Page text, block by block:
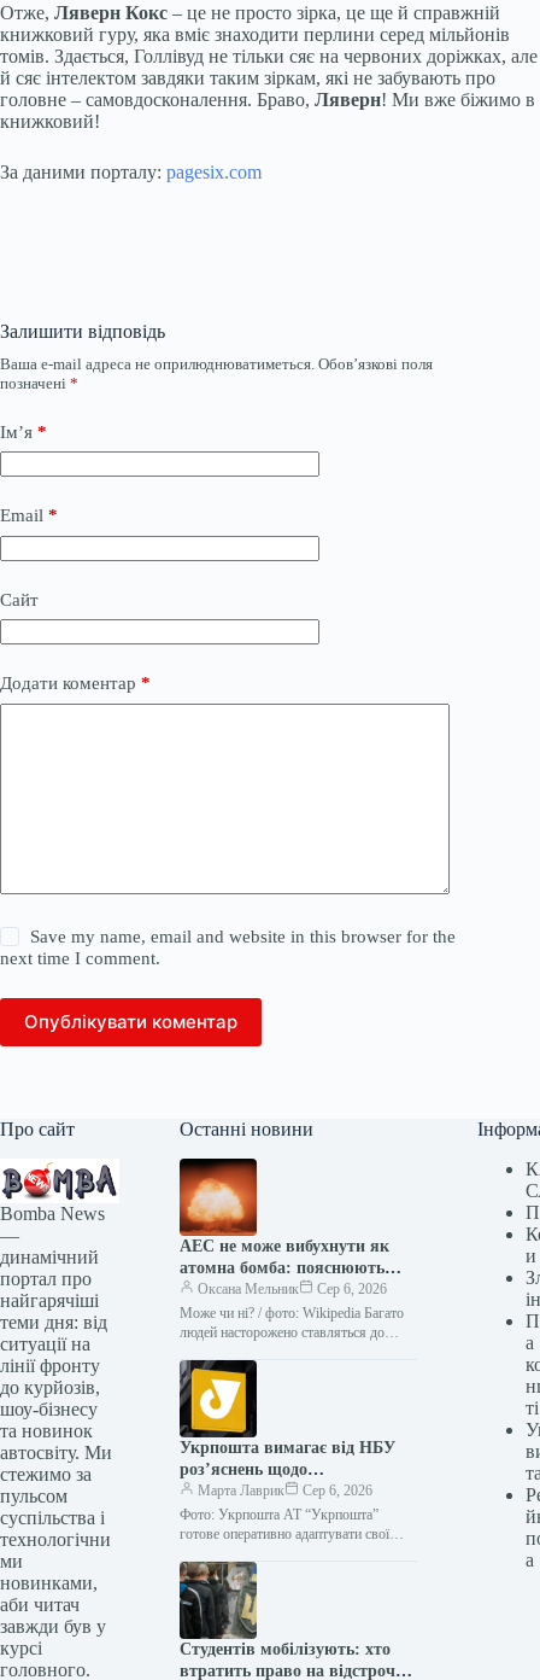
Отже, Ляверн Кокс – це не просто зірка, це ще й справжній
книжковий гуру, яка вміє знаходити перлини серед мільйонів
томів. Здається, Голлівуд не тільки сяє на червоних доріжках, але
й сяє інтелектом завдяки таким зіркам, які не забувають про
головне – самовдосконалення. Браво, Ляверн! Ми вже біжимо в
книжковий!
За даними порталу: pagesix.com
Залишити відповідь
Ваша e-mail адреса не оприлюднюватиметься. Обов’язкові поля
позначені *
Ім’я *
Email *
Сайт
Додати коментар *
Save my name, email and website in this browser for the
next time I comment.
Опублікувати коментар
Про сайт
Bomba News
—
динамічний
портал про
найгарячіші
теми дня: від
ситуації на
лінії фронту
до курйозів,
шоу-бізнесу
та новинок
автосвіту. Ми
стежимо за
пульсом
суспільства і
технологічни
ми
новинками,
аби читач
завжди був у
курсі
головного.
Останні новини
АЕС не може вибухнути як
атомна бомба: пояснюють
вченіОксана Мельник
Сер 6, 2026
Може чи ні? / фото: Wikipedia Багато
людей насторожено ставляться до
асоціюють атомну енергію з
атомними…
Укрпошта вимагає від НБУ
роз’яснень щодо
відображення даних на
квитанціях
Марта Лаврик
Сер 6, 2026
Фото: Укрпошта АТ “Укрпошта”
готове оперативно адаптувати свої
банк України (НБУ) офіційно
підтвердить відсутність вимоги
зазначати…
Студентів мобілізують: хто
втратить право на відстрочку
и
а
ті
а